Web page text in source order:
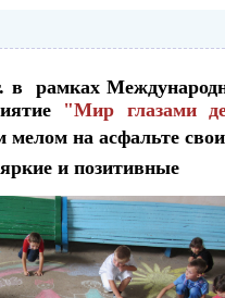
в рамках
"Мир глазами
на асфальте
и позитивные